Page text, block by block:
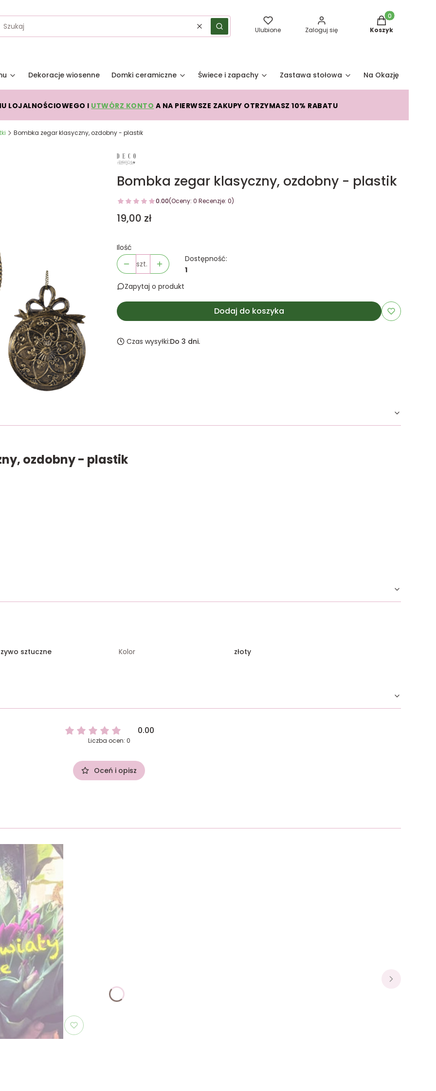
WyczyśćSzukaj Ulubione Zaloguj się
Produkty w
Koszyk
Dekoracje wiosenne Domki ceramiczne Świece i zapachy Zastawa stołowa Na Okazję
LOJALNOŚCIOWEGO I UTWÓRZ KONTO A NA PIERWSZE ZAKUPY OTRZYMASZ 10% RABATU
Bombka zegar klasyczny, ozdobny - plastik
Bombka zegar klasyczny, ozdobny - plastik
0.00(Oceny: 0 Recenzje: 0)
Cena
19,00 zł
Ilość
szt.
Dostępność:
1
Zapytaj o produkt
Dodaj do koszyka
Czas wysyłki:Do 3 dni.
ozdobny - plastik
sztuczne Kolor złoty
0.00
Liczba ocen: 0
Oceń i opisz